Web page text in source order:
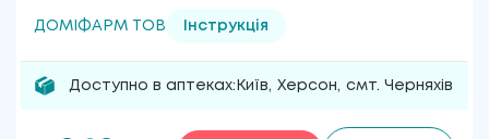
ДОМІФАРМ ТОВ Інструкція
Доступно в аптеках: Київ, Херсон, смт. Черняхів